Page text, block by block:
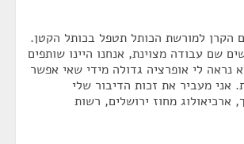
הקרן למורשת הכותל תטפל בכותל הקטן.
שם עבודה מצוינת, אנחנו היינו שותפים
נראה לי אופרציה גדולה מידי שאי אפשר
אני מעביר את זכות הדיבור שלי
ארכיאולוג מחוז ירושלים, רשות